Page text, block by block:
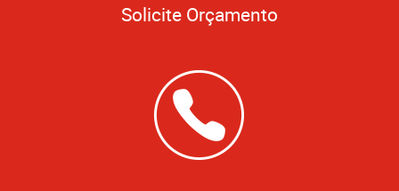
Solicite Orçamento